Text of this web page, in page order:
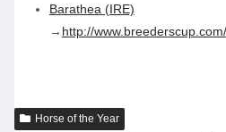
Barathea (IRE)
→ http://www.breederscup.com/
Horse of the Year